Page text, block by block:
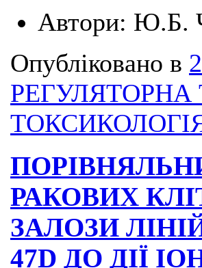
Автори: Ю.Б.
Опубліковано в
РАКОВИХ
ЗАЛОЗИ ЛІНІЙ
47D ДО ДІЇ